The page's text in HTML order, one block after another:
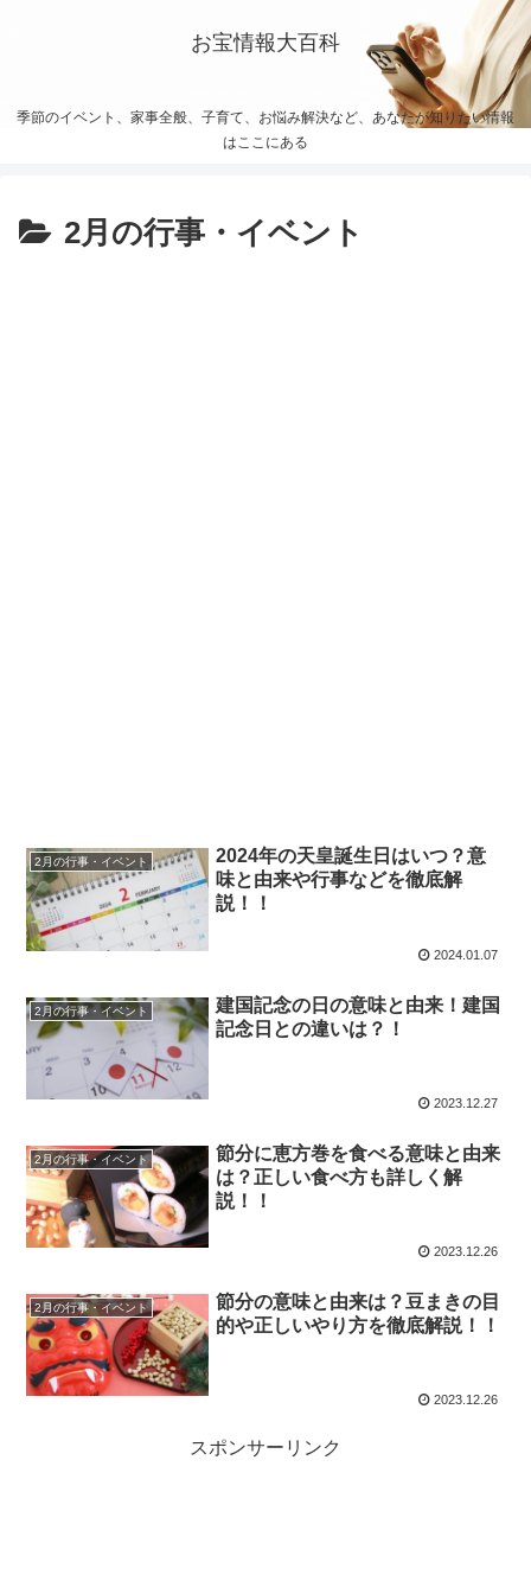
お宝情報大百科
季節のイベント、家事全般、子育て、お悩み解決など、あなたが知りたい情報
はここにある
2月の行事・イベント
2月の行事・イベント
2024年の天皇誕生日はいつ？意
味と由来や行事などを徹底解
説！！
2024.01.07
2月の行事・イベント
建国記念の日の意味と由来！建国
記念日との違いは？！
2023.12.27
2月の行事・イベント
節分に恵方巻を食べる意味と由来
は？正しい食べ方も詳しく解
説！！
2023.12.26
2月の行事・イベント
節分の意味と由来は？豆まきの目
的や正しいやり方を徹底解説！！
2023.12.26
スポンサーリンク